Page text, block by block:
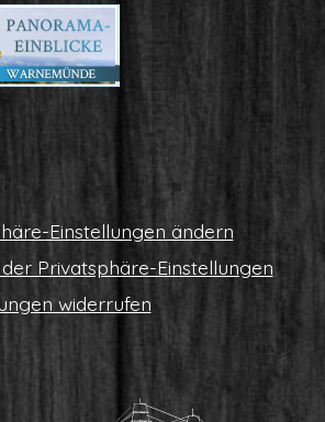
Ein­stel­lun­gen ändern
Privatsphäre-Einstellungen
widerrufen